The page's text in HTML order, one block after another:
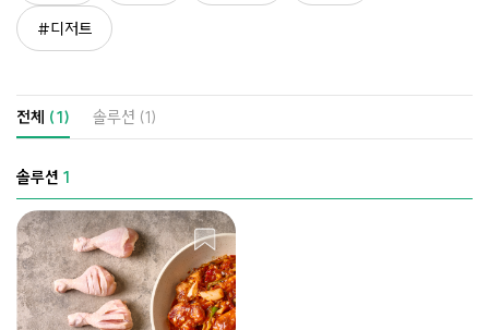
디저트
전체 (1) 솔루션 (1)
솔루션 1